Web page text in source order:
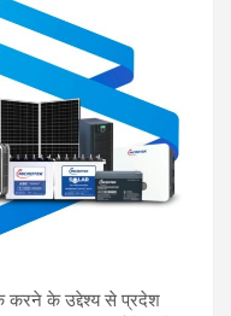
करने के उद्देश्य से प्रदेश